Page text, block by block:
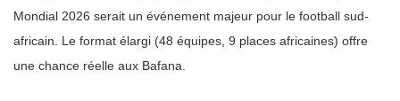
Mondial 2026 serait un événement majeur pour le football sud-
africain. Le format élargi (48 équipes, 9 places africaines) offre
une chance réelle aux Bafana.